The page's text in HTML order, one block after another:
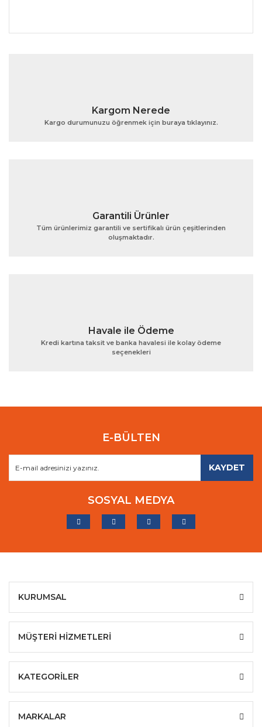
Bu ürünün fiyat bilgisi, resim, ürün açıklamalarında ve
Ürün açıklamasında eksik bilgiler bulunuyor.
Gönder
Kargom Nerede
Kargo durumunuzu öğrenmek için buraya tıklayınız.
Garantili Ürünler
Tüm ürünlerimiz garantili ve sertifikalı ürün çeşitlerinden
oluşmaktadır.
Havale ile Ödeme
Kredi kartına taksit ve banka havalesi ile kolay ödeme
seçenekleri
E-BÜLTEN
KAYDET
SOSYAL MEDYA
KURUMSAL
MÜŞTERİ HİZMETLERİ
KATEGORİLER
MARKALAR